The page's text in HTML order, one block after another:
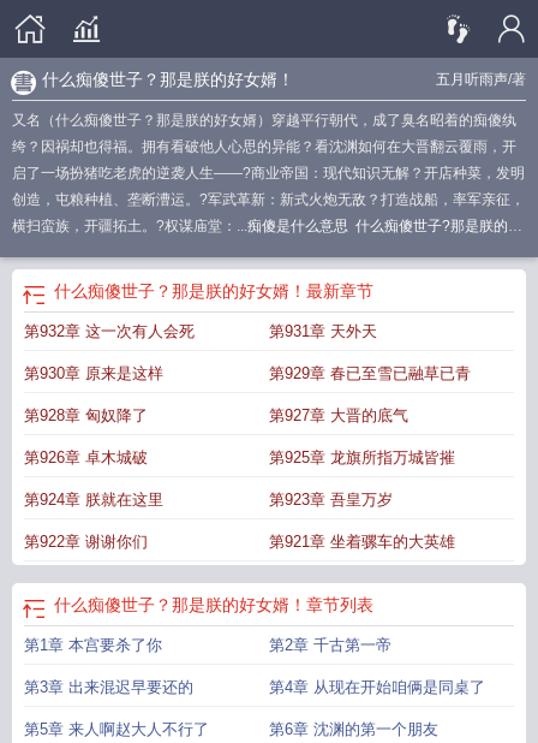
五月听雨声/著
什么痴傻世子？那是朕的好女婿！
又名（什么痴傻世子？那是朕的好女婿）穿越平行朝代，成了臭名昭着的痴傻纨
绔？因祸却也得福。拥有看破他人心思的异能？看沈渊如何在大晋翻云覆雨，开
启了一场扮猪吃老虎的逆袭人生——?商业帝国：现代知识无解？开店种菜，发明
创造，屯粮种植、垄断漕运。?军武革新：新式火炮无敌？打造战船，率军亲征，
横扫蛮族，开疆拓土。?权谋庙堂：...痴傻是什么意思 什么痴傻世子?那是朕的好
痴傻皇帝 是痴是傻 痴傻是什么病
抖音上面痴傻太子是什
么 什么痴傻世子那是朕的好女婿
啊傻痴痴是什么意思什么痴傻世子?那是朕的好女婿呢痴傻指什么生肖
什么痴傻世子？那是朕的好女婿！ 最新章节
第932章 这一次有人会死 第931章 天外天
第930章 原来是这样 第929章 春已至雪已融草已青
第928章 匈奴降了 第927章 大晋的底气
第926章 卓木城破 第925章 龙旗所指万城皆摧
第924章 朕就在这里 第923章 吾皇万岁
第922章 谢谢你们 第921章 坐着骡车的大英雄
什么痴傻世子？那是朕的好女婿！ 章节列表
第1章 本宫要杀了你 第2章 千古第一帝
第3章 出来混迟早要还的 第4章 从现在开始咱俩是同桌了
第5章 来人啊赵大人不行了 第6章 沈渊的第一个朋友